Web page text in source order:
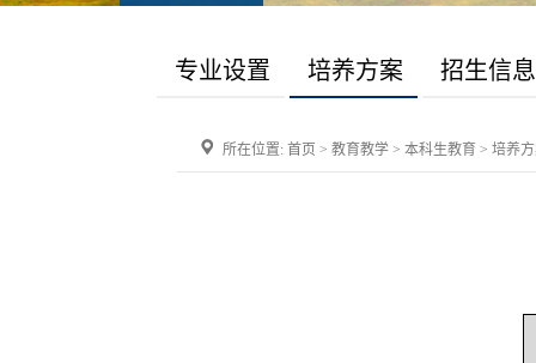
专业设置 培养方案 招生信息
所在位置: 首页 > 教育教学 > 本科生教育 > 培养